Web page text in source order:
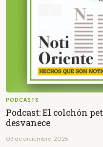
PODCASTS
Podcast: El colchón
desvanece
03 de diciembre, 2025